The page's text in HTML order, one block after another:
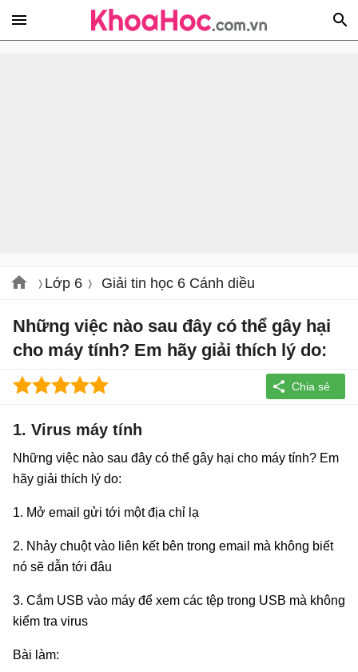
Lớp 6 Giải tin học 6 Cánh diều
Những việc nào sau đây có thể gây hại
cho máy tính? Em hãy giải thích lý do:
1. Virus máy tính
Những việc nào sau đây có thể gây hại cho máy tính? Em
hãy giải thích lý do:
1. Mở email gửi tới một địa chỉ lạ
2. Nhảy chuột vào liên kết bên trong email mà không biết
nó sẽ dẫn tới đâu
3. Cắm USB vào máy để xem các tệp trong USB mà không
kiểm tra virus
Bài làm: